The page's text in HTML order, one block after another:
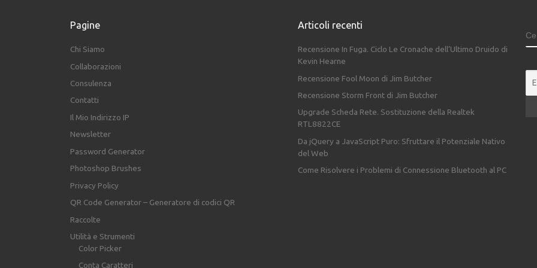
Pagine
Chi Siamo
Collaborazioni
Consulenza
Contatti
Il Mio Indirizzo IP
Newsletter
Password Generator
Photoshop Brushes
Privacy Policy
QR Code Generator – Generatore di codici QR
Raccolte
Utilità e Strumenti
Color Picker
Conta Caratteri
Articoli recenti
Recensione In Fuga. Ciclo Le Cronache dell’Ultimo Druido di
Kevin Hearne
Recensione Fool Moon di Jim Butcher
Recensione Storm Front di Jim Butcher
Upgrade Scheda Rete. Sostituzione della Realtek
RTL8822CE
Da jQuery a JavaScript Puro: Sfruttare il Potenziale Nativo
del Web
Come Risolvere i Problemi di Connessione Bluetooth al PC